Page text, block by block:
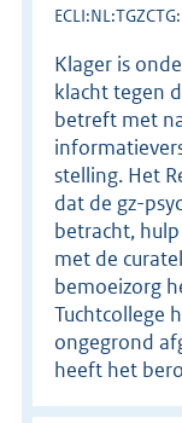
Klager is
klacht tegen
betreft met
stelling. Het
dat de gz-
betracht,
met de
bemoeizorg
Tuchtcollege
ongegrond
heeft het